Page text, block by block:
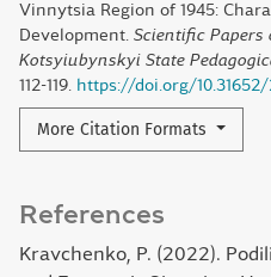
Vinnytsia Region of 1945:
Development. Scientific
Kotsyiubynskyi State
112-119.
https://doi.org/10.31652/
More Citation Formats
References
Kravchenko, P. (2022).